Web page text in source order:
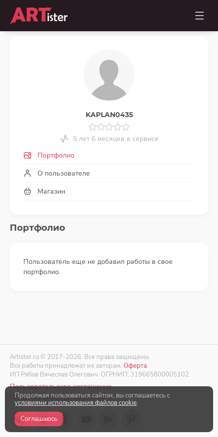
KAPLAN0435
5 лет 6 месяцев в сервисе
Портфолио
О пользователе
Магазин
Портфолио
Пользователь еще не добавил работы в свое
портфолио.
Artister.ru © 2017-2026. Все права защищены.
Все работы принадлежат их авторам. Оферта.
ИП Рябов Вячеслав Олегович. ОГРНИП: 319665800005102.
Пользовательское соглашение
Политика конфиденциальности
Продолжая пользоваться сайтом, вы соглашаетесь с
условиями использования файлов cookie.
Соглашаюсь